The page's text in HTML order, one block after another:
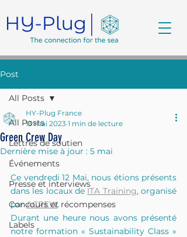
Post
All Posts
Lettres de soutien
Événements
Presse et interviews
Concours et récompenses
Labels
All Posts
Green Crew Day
HY-Plug France
13 mai 2023 1 min de lecture
Dernière mise à jour : 5 mai
Ce vendredi 12 Mai, nous étions présents
dans les locaux de ITA Training, organisé
par ACREW.
Durant une heure nous avons présenté
notre formation « Sustainability Class »